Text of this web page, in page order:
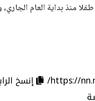
https://
إنسخ